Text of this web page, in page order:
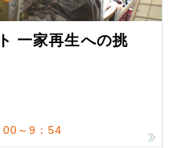
一家再生への挑
00～9：54